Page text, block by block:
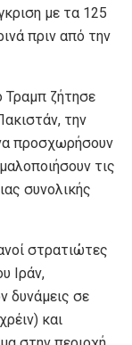
με τα 125
πριν από την
Τραμπ ζήτησε
την
προσχωρήσουν
τις
συνολικής
στρατιώτες
Ιράν,
δυνάμεις σε
και